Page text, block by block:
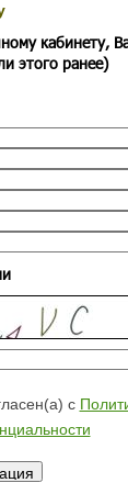
кабинету,
этого ранее)
с